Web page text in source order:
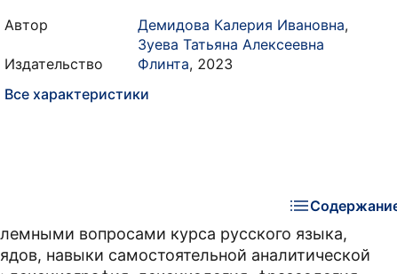
Автор Демидова Калерия Ивановна,
Зуева Татьяна Алексеевна
Издательство
Флинта, 2023
Все характеристики
вопросами курса русского языка,
навыки самостоятельной аналитической